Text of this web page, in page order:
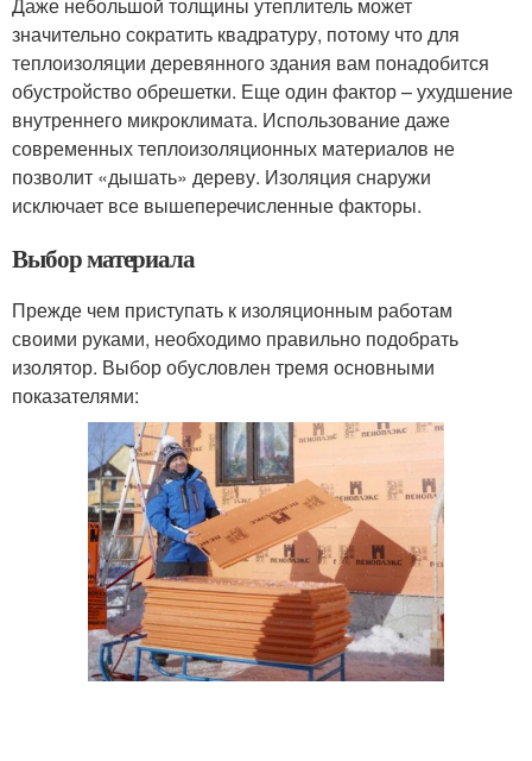
значительно сократить квадратуру, потому что для
теплоизоляции деревянного здания вам понадобится
обустройство обрешетки. Еще один фактор – ухудшение
внутреннего микроклимата. Использование даже
современных теплоизоляционных материалов не
позволит «дышать» дереву. Изоляция снаружи
исключает все вышеперечисленные факторы.
Выбор материала
Прежде чем приступать к изоляционным работам
своими руками, необходимо правильно подобрать
изолятор. Выбор обусловлен тремя основными
показателями: